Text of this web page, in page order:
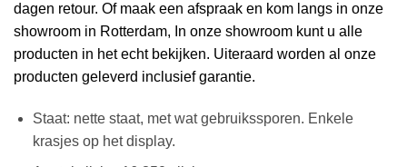
dagen retour. Of maak een afspraak en kom langs in onze
showroom in Rotterdam, In onze showroom kunt u alle
producten in het echt bekijken. Uiteraard worden al onze
producten geleverd inclusief garantie.
Staat: nette staat, met wat gebruikssporen. Enkele
krasjes op het display.